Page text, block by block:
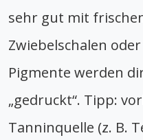
sehr gut mit
Zwiebelschalen
Pigmente werden
„gedruckt“. Tipp:
Tanninquelle (z. B.